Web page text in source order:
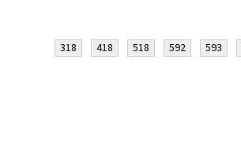
318 418 518 592 593